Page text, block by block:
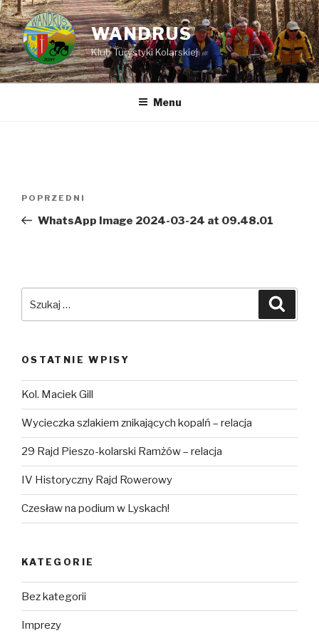
Przejdź
do
treści
WANDRUS
Klub Turystyki Kolarskiej
Menu
Poprzedni
wpis
POPRZEDNI
WhatsApp Image 2024-03-24 at 09.48.01
OSTATNIE WPISY
Kol. Maciek Gill
Wycieczka szlakiem znikających kopalń – relacja
29 Rajd Pieszo-kolarski Ramżów – relacja
IV Historyczny Rajd Rowerowy
Czesław na podium w Lyskach!
KATEGORIE
Bez kategorii
Imprezy